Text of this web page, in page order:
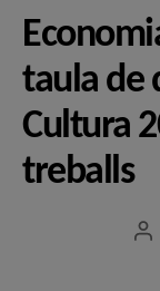
taula de
Cultura
treballs